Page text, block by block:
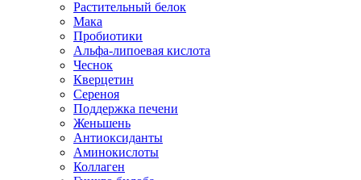
Растительный белок
Мака
Пробиотики
Альфа-липоевая кислота
Чеснок
Кверцетин
Сереноя
Поддержка печени
Женьшень
Антиоксиданты
Аминокислоты
Коллаген